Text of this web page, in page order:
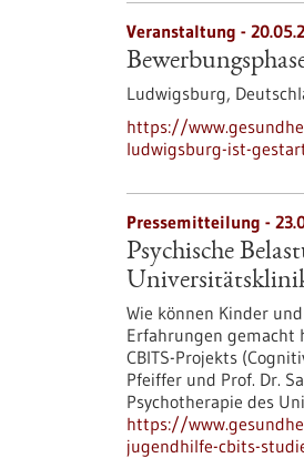
Veranstaltung -
Ludwigsburg,
https://
ludwigsburg-ist-
Pressemitteilung -
Psychische
Wie können Kinder
Erfahrungen gemacht
CBITS-​Projekts
Pfeiffer und Prof. Dr.
Psychotherapie des
https://
jugendhilfe-cbits-